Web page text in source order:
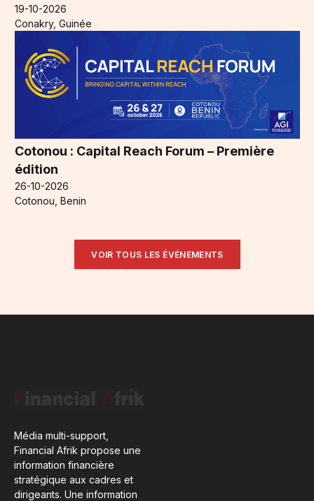
19-10-2026
Conakry, Guinée
Cotonou : Capital Reach Forum – Première
édition
26-10-2026
Cotonou, Benin
VOIR TOUS LES ÉVÉNEMENTS
Média multi-support,
Financial Afrik propose une
information financière
stratégique aux cadres et
dirigeants. Une information